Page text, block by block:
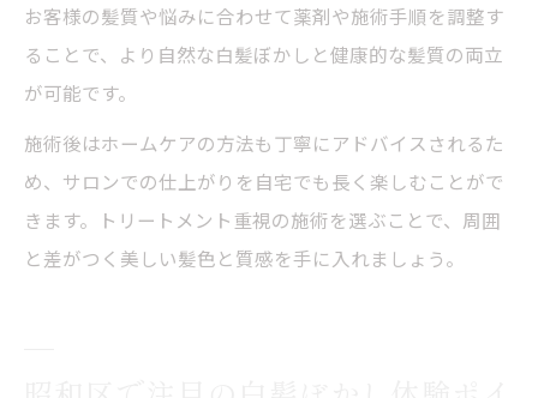
お客様の髪質や悩みに合わせて薬剤や施術手順を調整す
ることで、より自然な白髪ぼかしと健康的な髪質の両立
が可能です。
施術後はホームケアの方法も丁寧にアドバイスされるた
め、サロンでの仕上がりを自宅でも長く楽しむことがで
きます。トリートメント重視の施術を選ぶことで、周囲
と差がつく美しい髪色と質感を手に入れましょう。